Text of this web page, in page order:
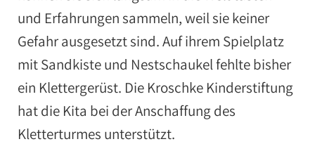
und Erfahrungen sammeln, weil sie keiner
Gefahr ausgesetzt sind. Auf ihrem Spielplatz
mit Sandkiste und Nestschaukel fehlte bisher
ein Klettergerüst. Die Kroschke Kinderstiftung
hat die Kita bei der Anschaffung des
Kletterturmes unterstützt.